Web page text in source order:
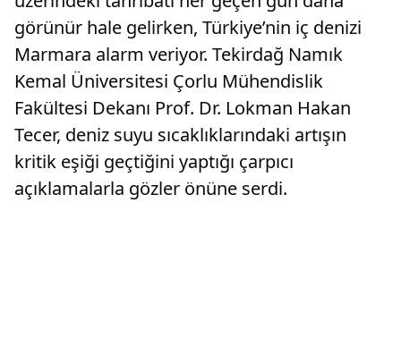
görünür hale gelirken, Türkiye’nin iç denizi
Marmara alarm veriyor. Tekirdağ Namık
Kemal Üniversitesi Çorlu Mühendislik
Fakültesi Dekanı Prof. Dr. Lokman Hakan
Tecer, deniz suyu sıcaklıklarındaki artışın
kritik eşiği geçtiğini yaptığı çarpıcı
açıklamalarla gözler önüne serdi.